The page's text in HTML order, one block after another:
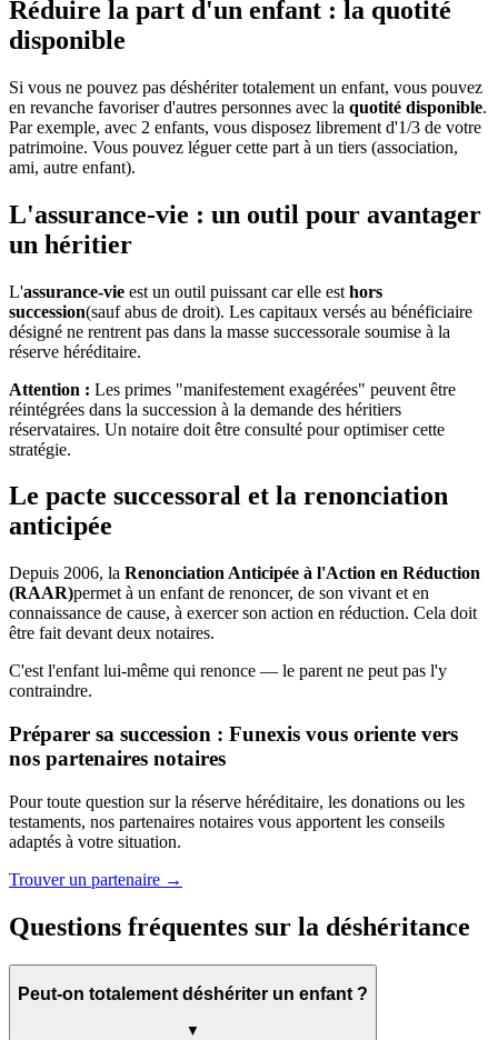
Réduire la part d'un enfant : la quotité
disponible
Si vous ne pouvez pas déshériter totalement un enfant, vous pouvez
en revanche favoriser d'autres personnes avec la quotité disponible.
Par exemple, avec 2 enfants, vous disposez librement d'1/3 de votre
patrimoine. Vous pouvez léguer cette part à un tiers (association,
ami, autre enfant).
L'assurance-vie : un outil pour avantager
un héritier
L'assurance-vie est un outil puissant car elle est hors
succession(sauf abus de droit). Les capitaux versés au bénéficiaire
désigné ne rentrent pas dans la masse successorale soumise à la
réserve héréditaire.
Attention : Les primes "manifestement exagérées" peuvent être
réintégrées dans la succession à la demande des héritiers
réservataires. Un notaire doit être consulté pour optimiser cette
stratégie.
Le pacte successoral et la renonciation
anticipée
Depuis 2006, la Renonciation Anticipée à l'Action en Réduction
(RAAR)permet à un enfant de renoncer, de son vivant et en
connaissance de cause, à exercer son action en réduction. Cela doit
être fait devant deux notaires.
C'est l'enfant lui-même qui renonce — le parent ne peut pas l'y
contraindre.
Préparer sa succession : Funexis vous oriente vers
nos partenaires notaires
Pour toute question sur la réserve héréditaire, les donations ou les
testaments, nos partenaires notaires vous apportent les conseils
adaptés à votre situation.
Trouver un partenaire →
Questions fréquentes sur la déshéritance
Peut-on totalement déshériter un enfant ?
▼